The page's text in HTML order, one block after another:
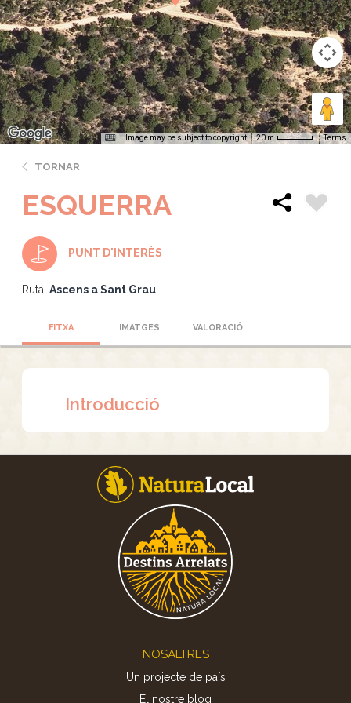
Image may be subject to copyright 20 m Terms
TORNAR
ESQUERRA
PUNT D'INTERÈS
Ruta: Ascens a Sant Grau
FITXA IMATGES VALORACIÓ
Introducció
NOSALTRES
Un projecte de país
El nostre blog